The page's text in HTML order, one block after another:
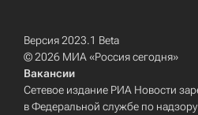
Версия 2023.1 Beta
© 2026 МИА «Россия сегодня»
Вакансии
Сетевое издание РИА Новости
в Федеральной службе по